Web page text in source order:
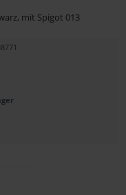
mit Spigot 013